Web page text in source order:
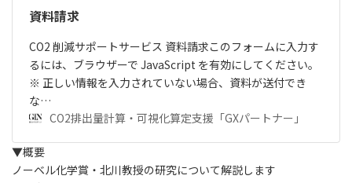
資料請求
CO2 削減サポートサービス 資料請求このフォームに入力す
るには、ブラウザーで JavaScript を有効にしてください。
※ 正しい情報を入力されていない場合、資料が送付でき
な…
CO2排出量計算・可視化算定支援「GXパートナー」
▼概要
ノーベル化学賞・北川教授の研究について解説します